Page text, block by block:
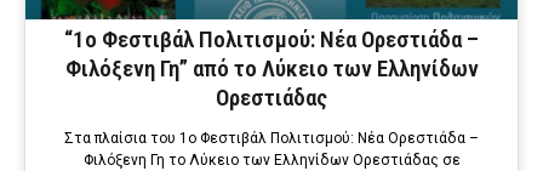
“1ο Φεστιβάλ Πολιτισμού: Νέα Ορεστιάδα –
Φιλόξενη Γη” από το Λύκειο των Ελληνίδων
Ορεστιάδας
Στα πλαίσια του 1ο Φεστιβάλ Πολιτισμού: Νέα Ορεστιάδα –
Φιλόξενη Γη το Λύκειο των Ελληνίδων Ορεστιάδας σε